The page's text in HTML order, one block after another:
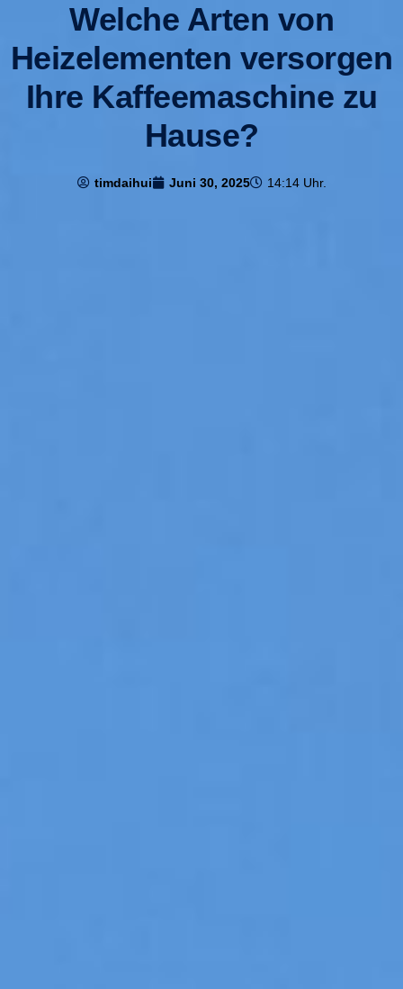
Welche Arten von
Heizelementen versorgen
Ihre Kaffeemaschine zu
Hause?
timdaihui Juni 30, 2025 14:14 Uhr.